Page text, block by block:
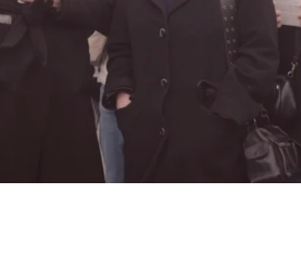
Recherche